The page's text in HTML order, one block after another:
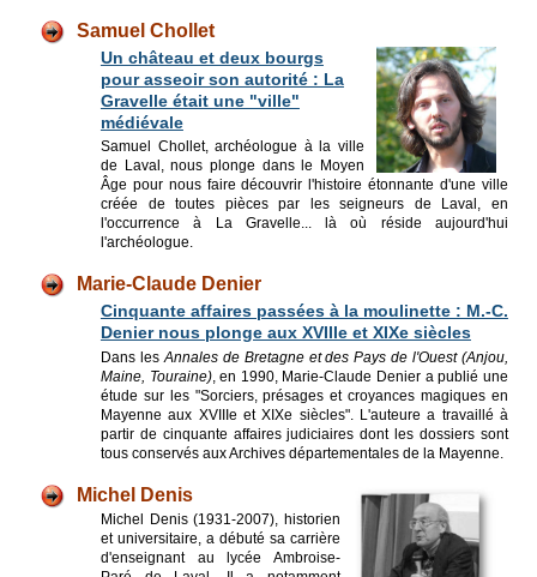
Samuel Chollet
Un château et deux bourgs
pour asseoir son autorité : La
Gravelle était une "ville"
médiévale
Samuel Chollet, archéologue à la ville
de Laval, nous plonge dans le Moyen
Âge pour nous faire découvrir l'histoire étonnante d'une ville
créée de toutes pièces par les seigneurs de Laval, en
l'occurrence à La Gravelle... là où réside aujourd'hui
l'archéologue.
Marie-Claude Denier
Cinquante affaires passées à la moulinette : M.-C.
Denier nous plonge aux XVIIIe et XIXe siècles
Dans les Annales de Bretagne et des Pays de l'Ouest (Anjou,
Maine, Touraine), en 1990, Marie-Claude Denier a publié une
étude sur les "Sorciers, présages et croyances magiques en
Mayenne aux XVIIIe et XIXe siècles". L'auteure a travaillé à
partir de cinquante affaires judiciaires dont les dossiers sont
tous conservés aux Archives départementales de la Mayenne.
Michel Denis
Michel Denis (1931-2007), historien
et universitaire, a débuté sa carrière
d'enseignant au lycée Ambroise-